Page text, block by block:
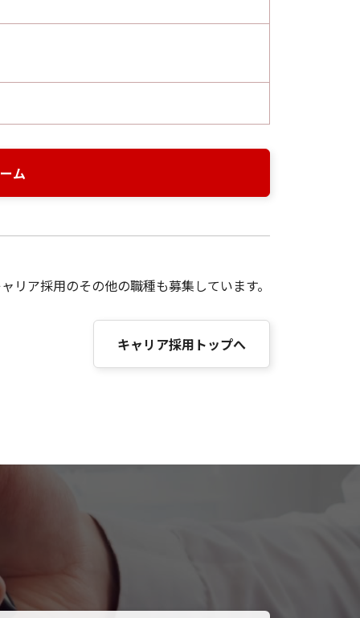
ム
リア採用のその他の職種も募集しています。
キャリア採用トップへ